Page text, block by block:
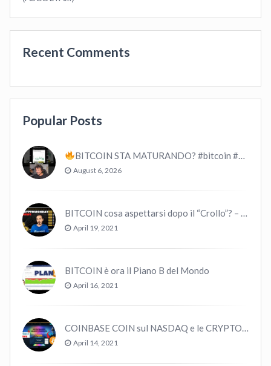
Recent Comments
Popular Posts
BITCOIN STA MATURANDO? #bitcoin #crypto #trading
August 6, 2026
April 19, 2021
BITCOIN è ora il Piano B del Mondo
April 16, 2021
April 14, 2021